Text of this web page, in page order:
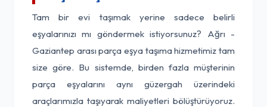
Tam bir evi taşımak yerine sadece belirli
eşyalarınızı mı göndermek istiyorsunuz? Ağrı -
Gaziantep arası parça eşya taşıma hizmetimiz tam
size göre. Bu sistemde, birden fazla müşterinin
parça eşyalarını aynı güzergah üzerindeki
araçlarımızla taşıyarak maliyetleri bölüştürüyoruz.